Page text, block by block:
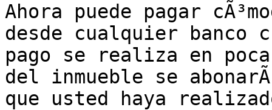
Ahora puede pagar
desde cualquier banco
pago se realiza en
del inmueble se
que usted haya